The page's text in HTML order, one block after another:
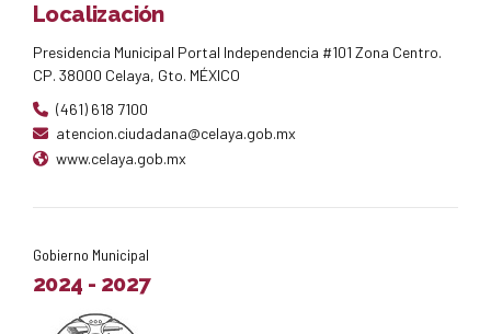
Localización
Presidencia Municipal Portal Independencia #101 Zona Centro.
CP. 38000 Celaya, Gto. MÉXICO
(461) 618 7100
atencion.ciudadana@celaya.gob.mx
www.celaya.gob.mx
Gobierno Municipal
2024 - 2027